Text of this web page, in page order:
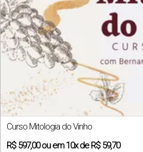
Curso Mitologia do Vinho
R$597,00ou em10xde R$ 59,70